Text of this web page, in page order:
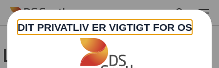
Skip to main content
Ledige stillinger